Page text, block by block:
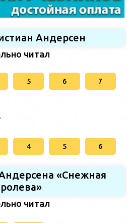
Андерсен
читал
5 6 7
4 5 6
«Снежная
читал